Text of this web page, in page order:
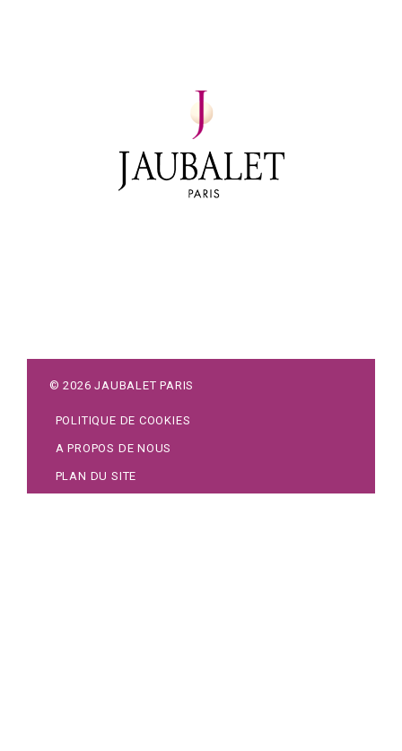
©2026 JAUBALET PARIS
POLITIQUE DE COOKIES
A PROPOS DE NOUS
PLAN DU SITE